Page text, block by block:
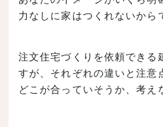
力なしに家はつくれないから
注文住宅づくりを依頼できる
すが、それぞれの違いと注意
どこが合っていそうか、考え